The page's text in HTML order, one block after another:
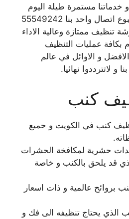
خدماتنا مستمرة طيلة اليوم
وطيلة ايام الاسبوع اتصال واحد بنا 55549242
تنظيف ممتازة وعالية الاداء
بكافة عمليات التنظيف
و الاوائل في عالم
و لاتترددوا نهائيا.
كنب
كنب في الكويت و حميع
حشرية لمكافخة الحشرات
قد يلحق بالكنب و خاصة
بروائح عالمية و ذات اسعار
الذي يحتاج تنظيفه الى فك و